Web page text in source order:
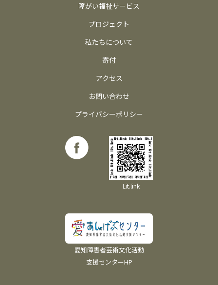
障がい福祉サービス
プロジェクト
私たちについて
寄付
アクセス
お問い合わせ
プライバシーポリシー
Lit.link
愛知障害者芸術文化活動
支援センターHP